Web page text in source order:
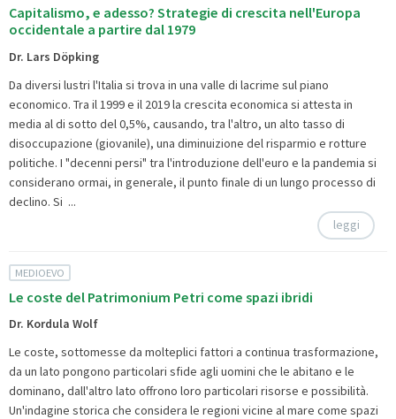
Capitalismo, e adesso? Strategie di crescita nell'Europa
occidentale a partire dal 1979
Dr. Lars Döpking
Da diversi lustri l'Italia si trova in una valle di lacrime sul piano
economico. Tra il 1999 e il 2019 la crescita economica si attesta in
media al di sotto del 0,5%, causando, tra l'altro, un alto tasso di
disoccupazione (giovanile), una diminuizione del risparmio e rotture
politiche. I "decenni persi" tra l'introduzione dell'euro e la pandemia si
considerano ormai, in generale, il punto finale di un lungo processo di
declino. Si ...
leggi
MEDIOEVO
Le coste del Patrimonium Petri come spazi ibridi
Dr. Kordula Wolf
Le coste, sottomesse da molteplici fattori a continua trasformazione,
da un lato pongono particolari sfide agli uomini che le abitano e le
dominano, dall'altro lato offrono loro particolari risorse e possibilità.
Un'indagine storica che considera le regioni vicine al mare come spazi